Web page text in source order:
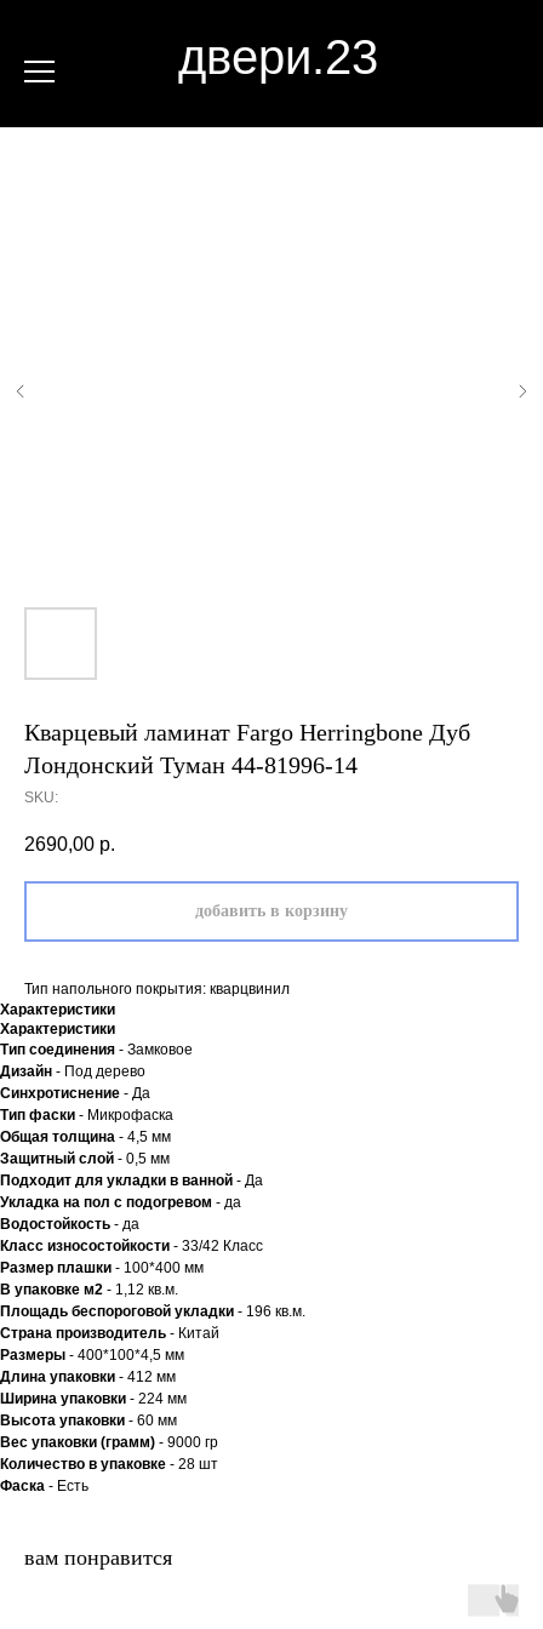
двери.23
Кварцевый ламинат Fargo Herringbone Дуб
Лондонский Туман 44-81996-14
SKU:
2690,00 р.
добавить в корзину
Тип напольного покрытия: кварцвинил
Характеристики
Характеристики
Тип соединения - Замковое
Дизайн - Под дерево
Синхротиснение - Да
Тип фаски - Микрофаска
Общая толщина - 4,5 мм
Защитный слой - 0,5 мм
Подходит для укладки в ванной - Да
Укладка на пол c подогревом - да
Водостойкость - да
Класс износостойкости - 33/42 Класс
Размер плашки - 100*400 мм
В упаковке м2 - 1,12 кв.м.
Площадь беспороговой укладки - 196 кв.м.
Страна производитель - Китай
Размеры - 400*100*4,5 мм
Длина упаковки - 412 мм
Ширина упаковки - 224 мм
Высота упаковки - 60 мм
Вес упаковки (грамм) - 9000 гр
Количество в упаковке - 28 шт
Фаска - Есть
вам понравится